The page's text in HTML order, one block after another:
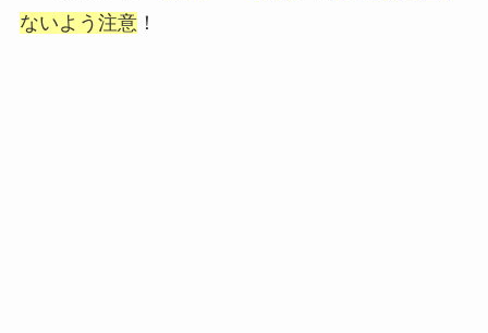
ないよう注意！